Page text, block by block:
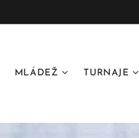
MLÁDEŽ TURNAJE